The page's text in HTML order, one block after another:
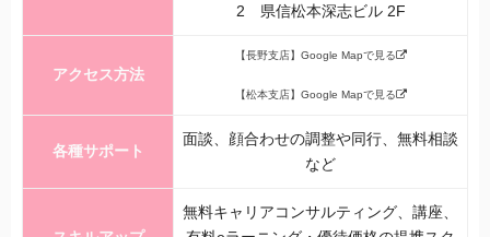
2 県信松本深志ビル 2F
アクセス方法
【長野支店】Google Mapで見る
【松本支店】Google Mapで見る
各種サポート
面談、顔合わせの調整や同行、無料相談
など
無料キャリアコンサルティング、講座、